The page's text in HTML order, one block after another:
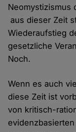
Neomystizismus
aus dieser Zeit
Wiederaufstieg
gesetzliche
Noch.
Wenn es auch
diese Zeit ist
von kritisch-